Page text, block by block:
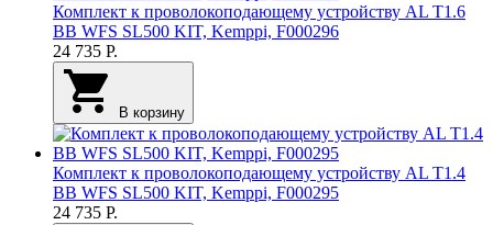
Комплект к проволокоподающему устройству AL T1.6
BB WFS SL500 KIT, Kemppi, F000296
24 735 Р.
В корзину
Комплект к проволокоподающему устройству AL T1.4
BB WFS SL500 KIT, Kemppi, F000295
24 735 Р.